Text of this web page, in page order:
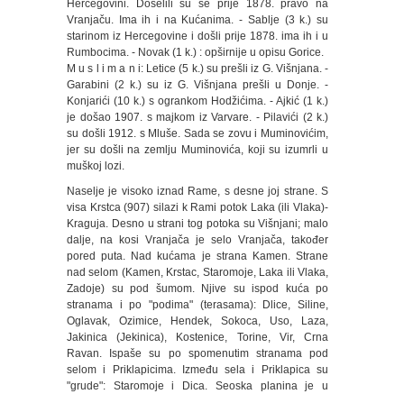
Hercegovini. Doselili su se prije 1878. pravo na
Vranjaču. Ima ih i na Kućanima. - Sablje (3 k.) su
starinom iz Hercegovine i došli prije 1878. ima ih i u
Rumbocima. - Novak (1 k.) : opširnije u opisu Gorice.
M u s l i m a n i: Letice (5 k.) su prešli iz G. Višnjana. -
Garabini (2 k.) su iz G. Višnjana prešli u Donje. -
Konjarići (10 k.) s ogrankom Hodžićima. - Ajkić (1 k.)
je došao 1907. s majkom iz Varvare. - Pilavići (2 k.)
su došli 1912. s Mluše. Sada se zovu i Muminovićim,
jer su došli na zemlju Muminovića, koji su izumrli u
muškoj lozi.
Naselje je visoko iznad Rame, s desne joj strane. S
visa Krstca (907) silazi k Rami potok Laka (ili Vlaka)-
Kraguja. Desno u strani tog potoka su Višnjani; malo
dalje, na kosi Vranjača je selo Vranjača, također
pored puta. Nad kućama je strana Kamen. Strane
nad selom (Kamen, Krstac, Staromoje, Laka ili Vlaka,
Zadoje) su pod šumom. Njive su ispod kuća po
stranama i po "podima" (terasama): Dlice, Siline,
Oglavak, Ozimice, Hendek, Sokoca, Uso, Laza,
Jakinica (Jekinica), Kostenice, Torine, Vir, Crna
Ravan. Ispaše su po spomenutim stranama pod
selom i Priklapicima. Između sela i Priklapica su
"grude": Staromoje i Dica. Seoska planina je u